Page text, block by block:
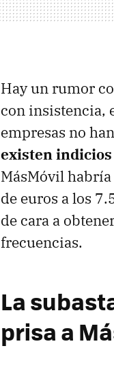
Hay un rumor
con insistencia,
empresas no
existen indicios
MásMóvil
de euros a los
de cara a
frecuencias.
La
prisa a